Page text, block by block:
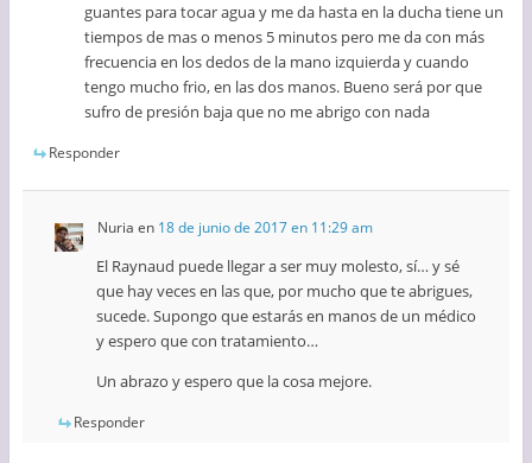
guantes para tocar agua y me da hasta en la ducha tiene un
tiempos de mas o menos 5 minutos pero me da con más
frecuencia en los dedos de la mano izquierda y cuando
tengo mucho frio, en las dos manos. Bueno será por que
sufro de presión baja que no me abrigo con nada
Responder
Nuria en 18 de junio de 2017 en 11:29 am
El Raynaud puede llegar a ser muy molesto, sí… y sé
que hay veces en las que, por mucho que te abrigues,
sucede. Supongo que estarás en manos de un médico
y espero que con tratamiento…
Un abrazo y espero que la cosa mejore.
Responder